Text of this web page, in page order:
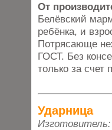
От
Белёвский
ребёнка, и
Потрясающе
ГОСТ. Без
только за счет
Ударница